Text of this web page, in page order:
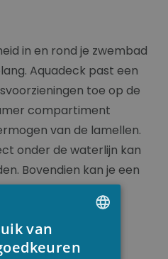
in en rond je zwembad
Aquadeck past een
toe op de
compartiment
van de lamellen.
onder de waterlijn kan
Bovendien kan je een
steeds elektrisch
van